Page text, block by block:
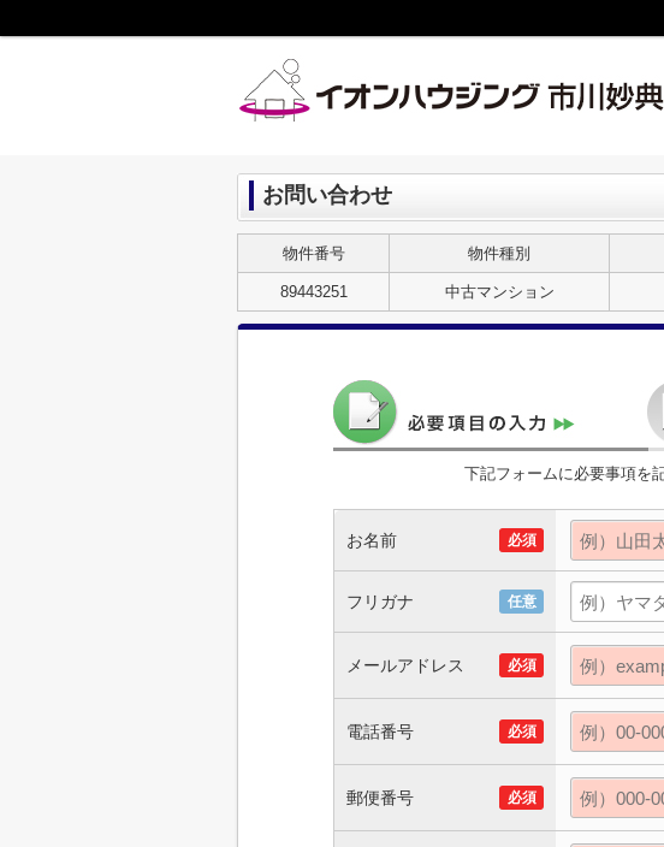
お問い合わせ
物件番号 物件種別
89443251 中古マンション
下記フォームに必要事項を
お名前 必須
フリガナ 任意
メールアドレス 必須
電話番号 必須
郵便番号 必須